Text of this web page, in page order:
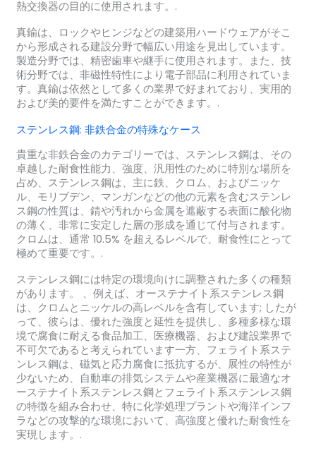
熱交換器の目的に使用されます。.
真鍮は、ロックやヒンジなどの建築用ハードウェアがそこ
から形成される建設分野で幅広い用途を見出しています。
製造分野では、精密歯車や継手に使用されます。また、技
術分野では、非磁性特性により電子部品に利用されていま
す。真鍮は依然として多くの業界で好まれており、実用的
および美的要件を満たすことができます。.
ステンレス鋼: 非鉄合金の特殊なケース
貴重な非鉄合金のカテゴリーでは、ステンレス鋼は、その
卓越した耐食性能力、強度、汎用性のために特別な場所を
占め、ステンレス鋼は、主に鉄、クロム、およびニッケ
ル、モリブデン、マンガンなどの他の元素を含むステンレ
ス鋼の性質は、錆や汚れから金属を遮蔽する表面に酸化物
の薄く、非常に安定した層の形成を通じて付与されます。
クロムは、通常 10.5% を超えるレベルで、耐食性にとって
極めて重要です。.
ステンレス鋼には特定の環境向けに調整された多くの種類
があります。 、例えば、オーステナイト系ステンレス鋼
は、クロムとニッケルの高レベルを含有しています; したが
って、彼らは、優れた強度と延性を提供し、多種多様な環
境で腐食に耐える食品加工、医療機器、および建設業界で
不可欠であると考えられています一方、フェライト系ステ
ンレス鋼は、磁気と応力腐食に抵抗するが、展性の特性が
少ないため、自動車の排気システムや産業機器に最適なオ
ーステナイト系ステンレス鋼とフェライト系ステンレス鋼
の特徴を組み合わせ、特に化学処理プラントや海洋インフ
ラなどの攻撃的な環境において、高強度と優れた耐食性を
実現します。.